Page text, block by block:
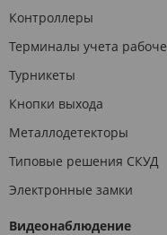
Контроллеры
Терминалы учета
Турникеты
Кнопки выхода
Металлодетекторы
Типовые решения СКУД
Электронные замки
Видеонаблюдение